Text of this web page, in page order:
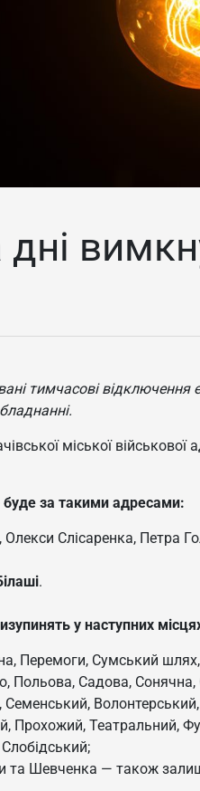
тимчасові відключення
міської військової
за такими адресами:
Слісаренка, Петра
.
у наступних
Перемоги, Сумський
Польова, Садова,
Семенський,
Прохожий, Театральний,
Шевченка — також